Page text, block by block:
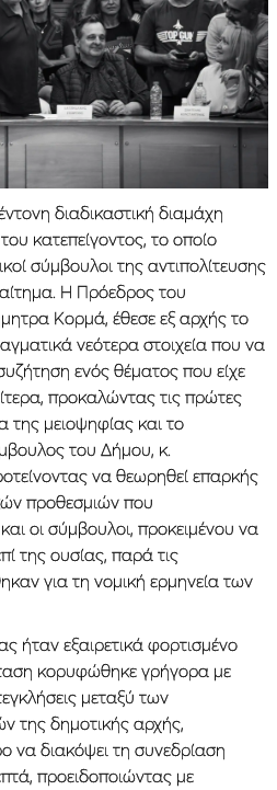
διαδικαστική διαμάχη
κατεπείγοντος, το οποίο
σύμβουλοι της αντιπολίτευσης
Η Πρόεδρος του
Κορμά, έθεσε εξ αρχής το
νεότερα στοιχεία που να
ενός θέματος που είχε
προκαλώντας τις πρώτες
της μειοψηφίας και το
του Δήμου, κ.
να θεωρηθεί επαρκής
προθεσμιών που
οι σύμβουλοι, προκειμένου να
της ουσίας, παρά τις
για τη νομική ερμηνεία των
ήταν εξαιρετικά φορτισμένο
κορυφώθηκε γρήγορα με
μεταξύ των
της δημοτικής αρχής,
να διακόψει τη συνεδρίαση
προειδοποιώντας με